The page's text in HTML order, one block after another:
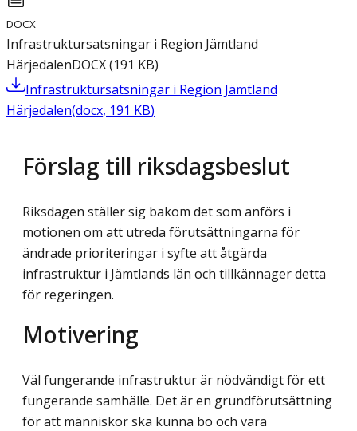
DOCX
Infrastruktursatsningar i Region Jämtland
HärjedalenDOCX(191 KB)
Infrastruktursatsningar i Region Jämtland
Härjedalen(docx, 191 KB)
Förslag till riksdagsbeslut
Riksdagen ställer sig bakom det som anförs i
motionen om att utreda förutsättningarna för
ändrade prioriteringar i syfte att åtgärda
infrastruktur i Jämtlands län och tillkännager detta
för regeringen.
Motivering
Väl fungerande infrastruktur är nödvändigt för ett
fungerande samhälle. Det är en grundförutsättning
för att människor ska kunna bo och vara